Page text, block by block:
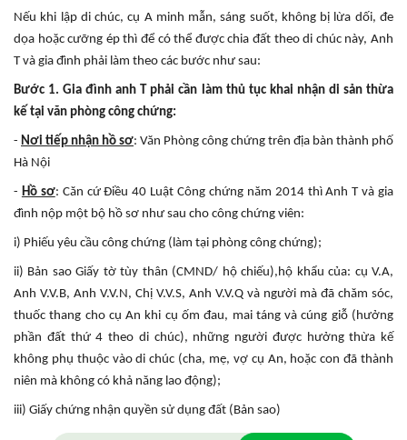
Nếu khi lập di chúc, cụ A minh mẫn, sáng suốt, không bị lừa dối, đe
dọa hoặc cưỡng ép thì để có thể được chia đất theo di chúc này, Anh
T và gia đình phải làm theo các bước như sau:
Bước 1. Gia đình anh phảicần làm thủ tục khai nhận di sảnthừa
kế tại văn phòng công chứng:
- Nơi tiếp nhận hồ sơ: Văn Phòng công chứng trên địa bàn thành phố
Hà Nội
- Hồ sơ: Căn cứ Điều 40 Luật Công chứng năm 2014 thì Anh T và gia
đình nộp một bộ hồ sơ như sau cho công chứng viên:
i) Phiếu yêu cầu công chứng (làm tại phòng công chứng);
ii) Bản sao Giấy tờ tùy thân (CMND/ hộ chiếu),hộ khẩu của: cụ V.A,
Anh V.V.B, Anh V.V.N, Chị V.V.S, Anh V.V.Q và người mà đã chăm sóc,
thuốc thang cho cụ An khi cụ ốm đau, mai táng và cúng giỗ (hưởng
phần đất thứ 4 theo di chúc), những người được hưởng thừa kế
không phụ thuộc vào di chúc (cha, mẹ, vợ cụ An, hoặc con đã thành
niên mà không có khả năng lao động);
iii) Giấy chứng nhận quyền sử dụng đất (Bản sao)